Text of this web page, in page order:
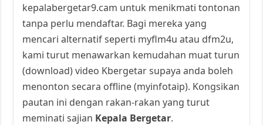
kepalabergetar9.cam untuk menikmati tontonan
tanpa perlu mendaftar. Bagi mereka yang
mencari alternatif seperti myflm4u atau dfm2u,
kami turut menawarkan kemudahan muat turun
(download) video Kbergetar supaya anda boleh
menonton secara offline (myinfotaip). Kongsikan
pautan ini dengan rakan-rakan yang turut
meminati sajian Kepala Bergetar.